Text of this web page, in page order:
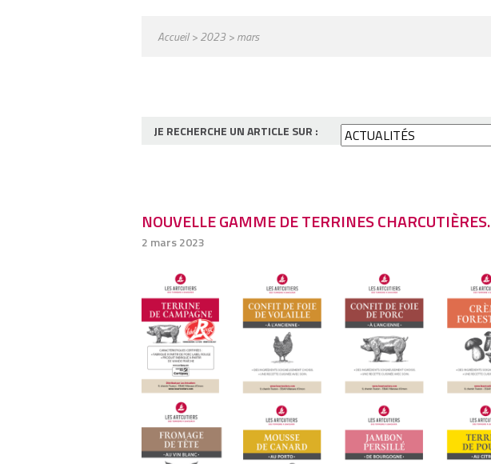
Accueil>2023> mars
JE RECHERCHE UN ARTICLE SUR :
NOUVELLE GAMME DE TERRINES CHARCUTIÈRES.
2 mars 2023